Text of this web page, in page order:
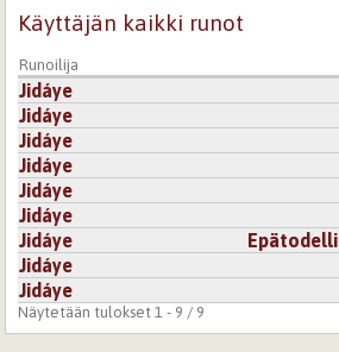
Käyttäjän kaikki runot
Runoilija
Jidáye
Jidáye
Jidáye
Jidáye
Jidáye
Jidáye
Jidáye
Jidáye
Jidáye
Näytetään tulokset 1 - 9 / 9